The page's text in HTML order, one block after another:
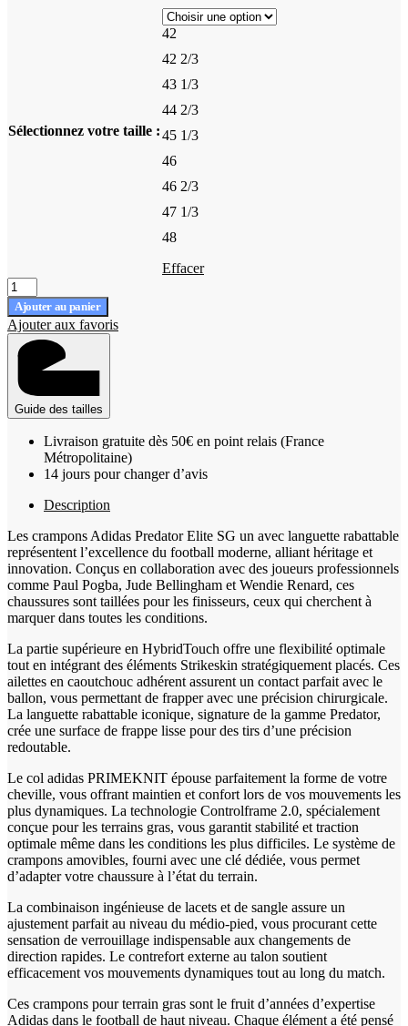
Sélectionnez votre taille :
42
42 2/3
43 1/3
44 2/3
45 1/3
46
46 2/3
47 1/3
48
Effacer
quantité
de
Crampons
languette
rabattue
Adidas
Predator
Elite
SG
rose
jaune
Ajouter au panier
Ajouter aux favoris
Guide des tailles
Livraison gratuite dès 50€ en point relais (France
Métropolitaine)
14 jours pour changer d’avis
Description
Les crampons Adidas Predator Elite SG un avec languette rabattable
représentent l’excellence du football moderne, alliant héritage et
innovation. Conçus en collaboration avec des joueurs professionnels
comme Paul Pogba, Jude Bellingham et Wendie Renard, ces
chaussures sont taillées pour les finisseurs, ceux qui cherchent à
marquer dans toutes les conditions.
La partie supérieure en HybridTouch offre une flexibilité optimale
tout en intégrant des éléments Strikeskin stratégiquement placés. Ces
ailettes en caoutchouc adhérent assurent un contact parfait avec le
ballon, vous permettant de frapper avec une précision chirurgicale.
La languette rabattable iconique, signature de la gamme Predator,
crée une surface de frappe lisse pour des tirs d’une précision
redoutable.
Le col adidas PRIMEKNIT épouse parfaitement la forme de votre
cheville, vous offrant maintien et confort lors de vos mouvements les
plus dynamiques. La technologie Controlframe 2.0, spécialement
conçue pour les terrains gras, vous garantit stabilité et traction
optimale même dans les conditions les plus difficiles. Le système de
crampons amovibles, fourni avec une clé dédiée, vous permet
d’adapter votre chaussure à l’état du terrain.
La combinaison ingénieuse de lacets et de sangle assure un
ajustement parfait au niveau du médio-pied, vous procurant cette
sensation de verrouillage indispensable aux changements de
direction rapides. Le contrefort externe au talon soutient
efficacement vos mouvements dynamiques tout au long du match.
Ces crampons pour terrain gras sont le fruit d’années d’expertise
Adidas dans le football de haut niveau. Chaque élément a été pensé